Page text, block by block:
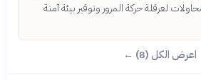
لعرقلة حركة المرور وتوفير بيئة آمنة
اعرض الكل (8) ←